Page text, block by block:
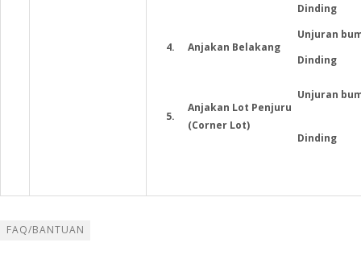
Dinding
4. Anjakan Belakang
Unjuran
Dinding
5.
Anjakan Lot Penjuru
(Corner Lot)
Unjuran
Dinding
FAQ/BANTUAN